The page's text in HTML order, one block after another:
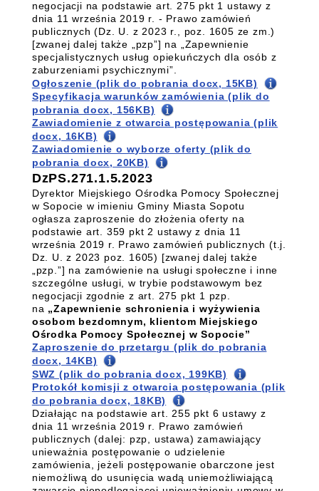
negocjacji na podstawie art. 275 pkt 1 ustawy z
dnia 11 września 2019 r. - Prawo zamówień
publicznych (Dz. U. z 2023 r., poz. 1605 ze zm.)
[zwanej dalej także „pzp”] na „Zapewnienie
specjalistycznych usług opiekuńczych dla osób z
zaburzeniami psychicznymi”.
Ogłoszenie (plik do pobrania docx, 15KB)
Specyfikacja warunków zamówienia (plik do
pobrania docx, 156KB)
Zawiadomienie z otwarcia postępowania (plik
docx, 16KB)
Zawiadomienie o wyborze oferty (plik do
pobrania docx, 20KB)
DzPS.271.1.5.2023
Dyrektor Miejskiego Ośrodka Pomocy Społecznej
w Sopocie w imieniu Gminy Miasta Sopotu
ogłasza zaproszenie do złożenia oferty na
podstawie art. 359 pkt 2 ustawy z dnia 11
września 2019 r. Prawo zamówień publicznych (t.j.
Dz. U. z 2023 poz. 1605) [zwanej dalej także
„pzp.”] na zamówienie na usługi społeczne i inne
szczególne usługi, w trybie podstawowym bez
negocjacji zgodnie z art. 275 pkt 1 pzp.
na „Zapewnienie schronienia i wyżywienia
osobom bezdomnym, klientom Miejskiego
Ośrodka Pomocy Społecznej w Sopocie”
Zaproszenie do przetargu (plik do pobrania
docx, 14KB)
SWZ (plik do pobrania docx, 199KB)
Protokół komisji z otwarcia postępowania (plik
do pobrania docx, 18KB)
Działając na podstawie art. 255 pkt 6 ustawy z
dnia 11 września 2019 r. Prawo zamówień
publicznych (dalej: pzp, ustawa) zamawiający
unieważnia postępowanie o udzielenie
zamówienia, jeżeli postępowanie obarczone jest
niemożliwą do usunięcia wadą uniemożliwiającą